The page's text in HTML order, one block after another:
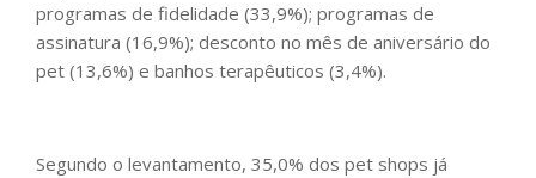
programas de fidelidade (33,9%); programas de
assinatura (16,9%); desconto no mês de aniversário do
pet (13,6%) e banhos terapêuticos (3,4%).
Segundo o levantamento, 35,0% dos pet shops já